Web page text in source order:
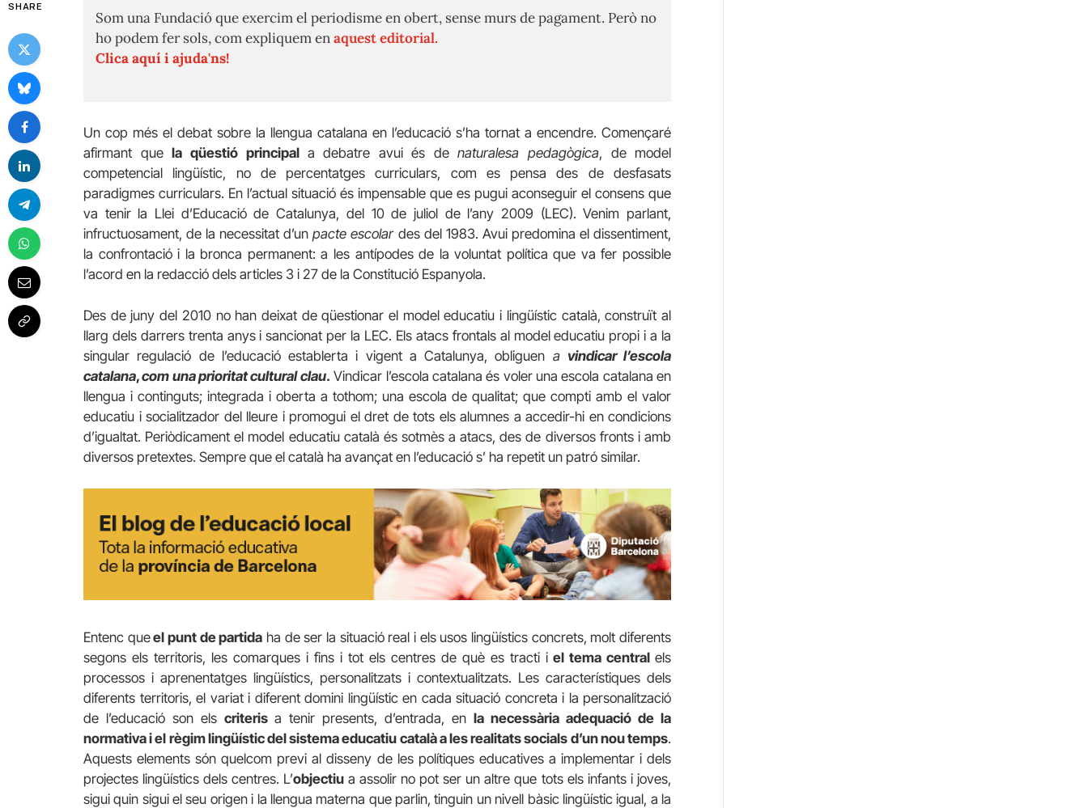
SHARE
Som una Fundació que exercim el periodisme en obert, sense murs de pagament. Però no
ho podem fer sols, com expliquem enaquest editorial.
Clica aquí i ajuda'ns!
Un cop més el debat sobre la llengua catalana en l’educació s’ha tornat a encendre. Començaré
afirmant quela qüestió principal a debatre avui és denaturalesa pedagògica, de model
competencial lingüístic, no de percentatges curriculars, com es pensa des de desfasats
paradigmes curriculars. En l’actual situació és impensable que es pugui aconseguir el consens que
va tenir la Llei d’Educació de Catalunya, del 10 de juliol de l’any 2009 (LEC). Venim parlant,
infructuosament, de la necessitat d’unpacte escolardes del 1983. Avui predomina el dissentiment,
la confrontació i la bronca permanent: a les antípodes de la voluntat política que va fer possible
l’acord en la redacció dels articles 3 i 27 de la Constitució Espanyola.
Des de juny del 2010 no han deixat de qüestionar el model educatiu i lingüístic català, construït al
llarg dels darrers trenta anys i sancionat per la LEC. Els atacs frontals al model educatiu propi i a la
singular regulació de l’educació establerta i vigent a Catalunya, obliguen a vindicar l’escola
catalana,com una prioritat cultural clau. Vindicar l’escola catalana és voler una escola catalana en
llengua i continguts; integrada i oberta a tothom; una escola de qualitat; que compti amb el valor
educatiu i socialitzador del lleure i promogui el dret de tots els alumnes a accedir-hi en condicions
d’igualtat. Periòdicament el model educatiu català és sotmès a atacs, des de diversos fronts i amb
diversos pretextes. Sempre que el català ha avançat en l’educació s’ ha repetit un patró similar.
Entenc queel punt de partida ha de ser la situació real i els usos lingüístics concrets, molt diferents
segons els territoris, les comarques i fins i tot els centres de què es tracti i el tema central els
processos i aprenentatges lingüístics, personalitzats i contextualitzats. Les característiques dels
diferents territoris, el variat i diferent domini lingüístic en cada situació concreta i la personalització
de l’educació son els criteris a tenir presents, d’entrada, en la necessària adequació de la
normativa i el règim lingüístic del sistema educatiu català a les realitats socials d’un nou temps.
Aquests elements són quelcom previ al disseny de les polítiques educatives a implementar i dels
projectes lingüístics dels centres. L’objectiu a assolir no pot ser un altre que tots els infants i joves,
sigui quin sigui el seu origen i la llengua materna que parlin, tinguin un nivell bàsic lingüístic igual, a la